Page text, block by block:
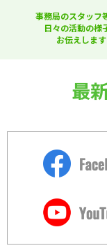
事務局のスタッフ
日々の活動の様
お伝えします
最